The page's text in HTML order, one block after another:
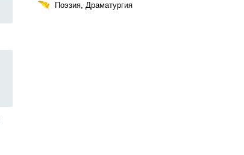
Поэзия, Драматургия